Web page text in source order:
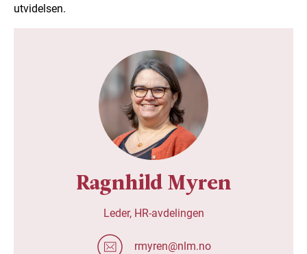
utvidelsen.
Ragnhild Myren
Leder, HR-avdelingen
rmyren@nlm.no